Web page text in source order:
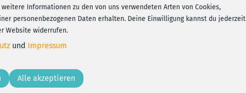
M
Mareike783
Informationen zu den von uns verwendeten Arten von Cookies,
personenbezogenen Daten erhalten. Deine Einwilligung kannst du jederzeit
Website widerrufen.
und Impressum
Alle akzeptieren